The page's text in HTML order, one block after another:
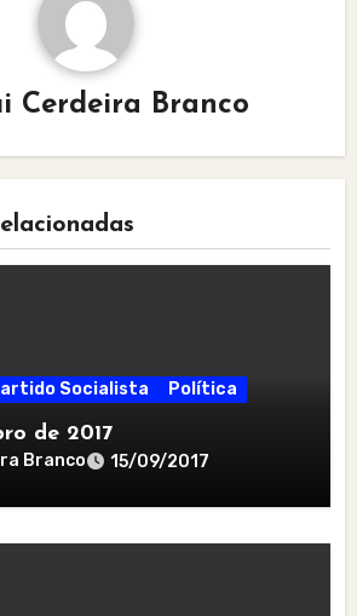
Cerdeira Branco
Socialista Política
de 2017
Branco 15/09/2017